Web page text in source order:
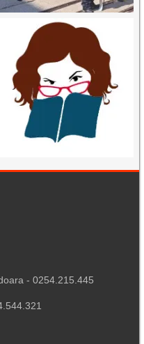
- 0254.215.445